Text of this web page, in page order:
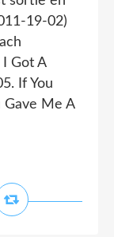
19-02)
Got A
If You
Gave Me A